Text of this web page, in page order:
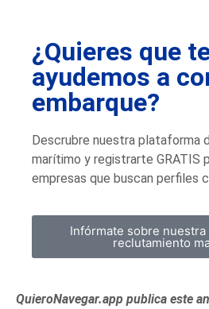
¿Quieres que
ayudemos a
embarque?
Descrubre nuestra plataforma
marítimo y registrarte GRATIS
empresas que buscan perfiles
Infórmate sobre nuestra
reclutamiento
QuieroNavegar.app publica este